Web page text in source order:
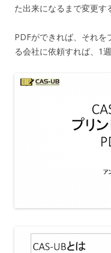
た出来になるまで変更す
PDFができれば、それを
る会社に依頼すれば、1